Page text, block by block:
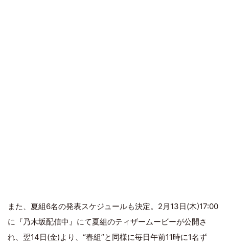
また、夏組6名の発表スケジュールも決定。2月13日(木)17:00
に『乃木坂配信中』にて夏組のティザームービーが公開さ
れ、翌14日(金)より、“春組”と同様に毎日午前11時に1名ず